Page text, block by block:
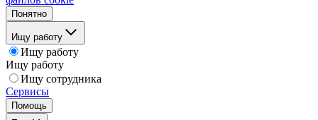
Понятно
Ищу работу
Ищу работу
Ищу работу
Ищу сотрудника
Сервисы
Помощь